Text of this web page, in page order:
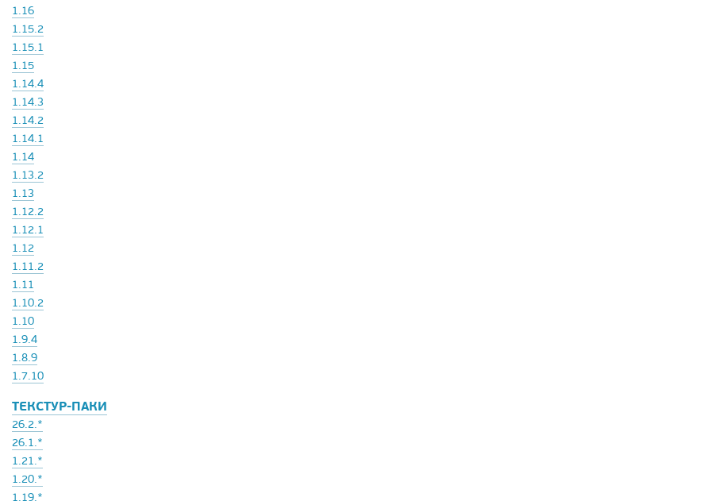
1.16
1.15.2
1.15.1
1.15
1.14.4
1.14.3
1.14.2
1.14.1
1.14
1.13.2
1.13
1.12.2
1.12.1
1.12
1.11.2
1.11
1.10.2
1.10
1.9.4
1.8.9
1.7.10
ТЕКСТУР-ПАКИ
26.2.*
26.1.*
1.21.*
1.20.*
1.19.*